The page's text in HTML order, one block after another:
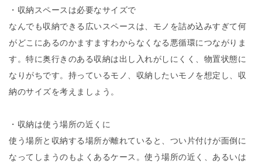
・収納スペースは必要なサイズで
なんでも収納できる広いスペースは、モノを詰め込みすぎて何
がどこにあるのかますますわからなくなる悪循環につながりま
す。特に奥行きのある収納は出し入れがしにくく、物置状態に
なりがちです。持っているモノ、収納したいモノを想定し、収
納のサイズを考えましょう。
・収納は使う場所の近くに
使う場所と収納する場所が離れていると、つい片付けが面倒に
なってしまうのもよくあるケース。使う場所の近く、あるいは